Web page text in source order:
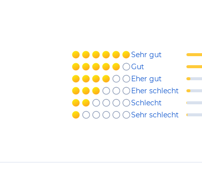
Sehr gut
Gut
Eher gut
Eher schlecht
Schlecht
Sehr schlecht